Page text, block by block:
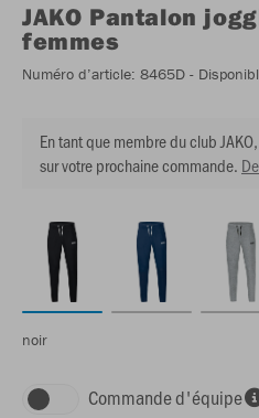
JAKO Pantalon
femmes
Numéro d’article: 8465D -
En tant que membre du club
sur votre prochaine commande.
noir
Commande d'équipe